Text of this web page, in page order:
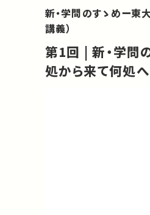
新・学問のすゝめー東
講義）
第1回 | 新・学問
処から来て何処